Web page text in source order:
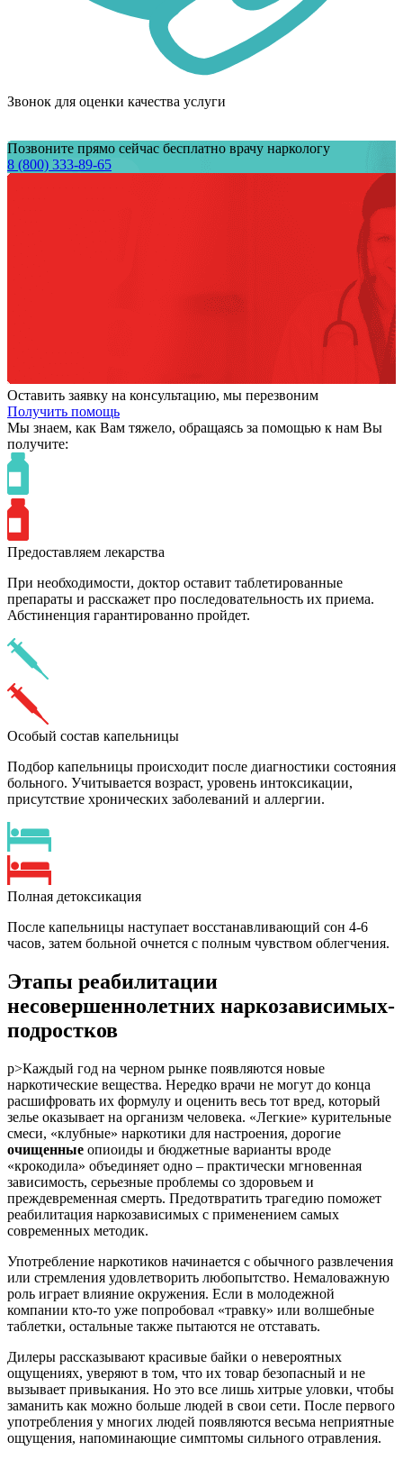
Звонок для оценки качества услуги
Позвоните прямо сейчас бесплатно врачу наркологу
8 (800) 333-89-65
Оставить заявку на консультацию, мы перезвоним
Получить помощь
Мы знаем, как Вам тяжело, обращаясь за помощью к нам Вы
получите:
Предоставляем лекарства
При необходимости, доктор оставит таблетированные
препараты и расскажет про последовательность их приема.
Абстиненция гарантированно пройдет.
Особый состав капельницы
Подбор капельницы происходит после диагностики состояния
больного. Учитывается возраст, уровень интоксикации,
присутствие хронических заболеваний и аллергии.
Полная детоксикация
После капельницы наступает восстанавливающий сон 4-6
часов, затем больной очнется с полным чувством облегчения.
Этапы реабилитации
несовершеннолетних наркозависимых-
подростков
p>Каждый год на черном рынке появляются новые
наркотические вещества. Нередко врачи не могут до конца
расшифровать их формулу и оценить весь тот вред, который
зелье оказывает на организм человека. «Легкие» курительные
смеси, «клубные» наркотики для настроения, дорогие
очищенные опиоиды и бюджетные варианты вроде
«крокодила» объединяет одно – практически мгновенная
зависимость, серьезные проблемы со здоровьем и
преждевременная смерть. Предотвратить трагедию поможет
реабилитация наркозависимых с применением самых
современных методик.
Употребление наркотиков начинается с обычного развлечения
или стремления удовлетворить любопытство. Немаловажную
роль играет влияние окружения. Если в молодежной
компании кто-то уже попробовал «травку» или волшебные
таблетки, остальные также пытаются не отставать.
Дилеры рассказывают красивые байки о невероятных
ощущениях, уверяют в том, что их товар безопасный и не
вызывает привыкания. Но это все лишь хитрые уловки, чтобы
заманить как можно больше людей в свои сети. После первого
употребления у многих людей появляются весьма неприятные
ощущения, напоминающие симптомы сильного отравления.